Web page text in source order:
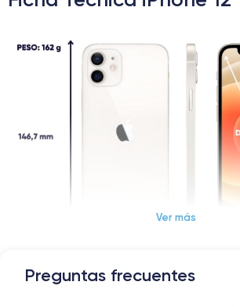
Dimensiones y Peso iPhone 12
Ver más
Preguntas frecuentes